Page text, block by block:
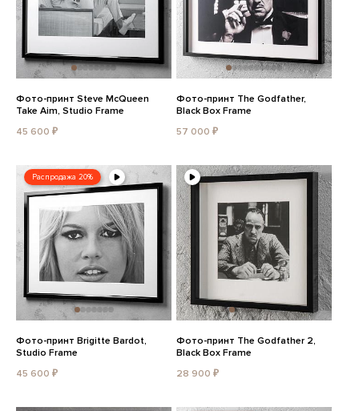
Фото-принт Steve McQueen
Take Aim, Studio Frame
45 600 ₽
Фото-принт The Godfather,
Black Box Frame
57 000 ₽
Распродажа 20%
Фото-принт Brigitte Bardot,
Studio Frame
45 600 ₽
Фото-принт The Godfather 2,
Black Box Frame
28 900 ₽